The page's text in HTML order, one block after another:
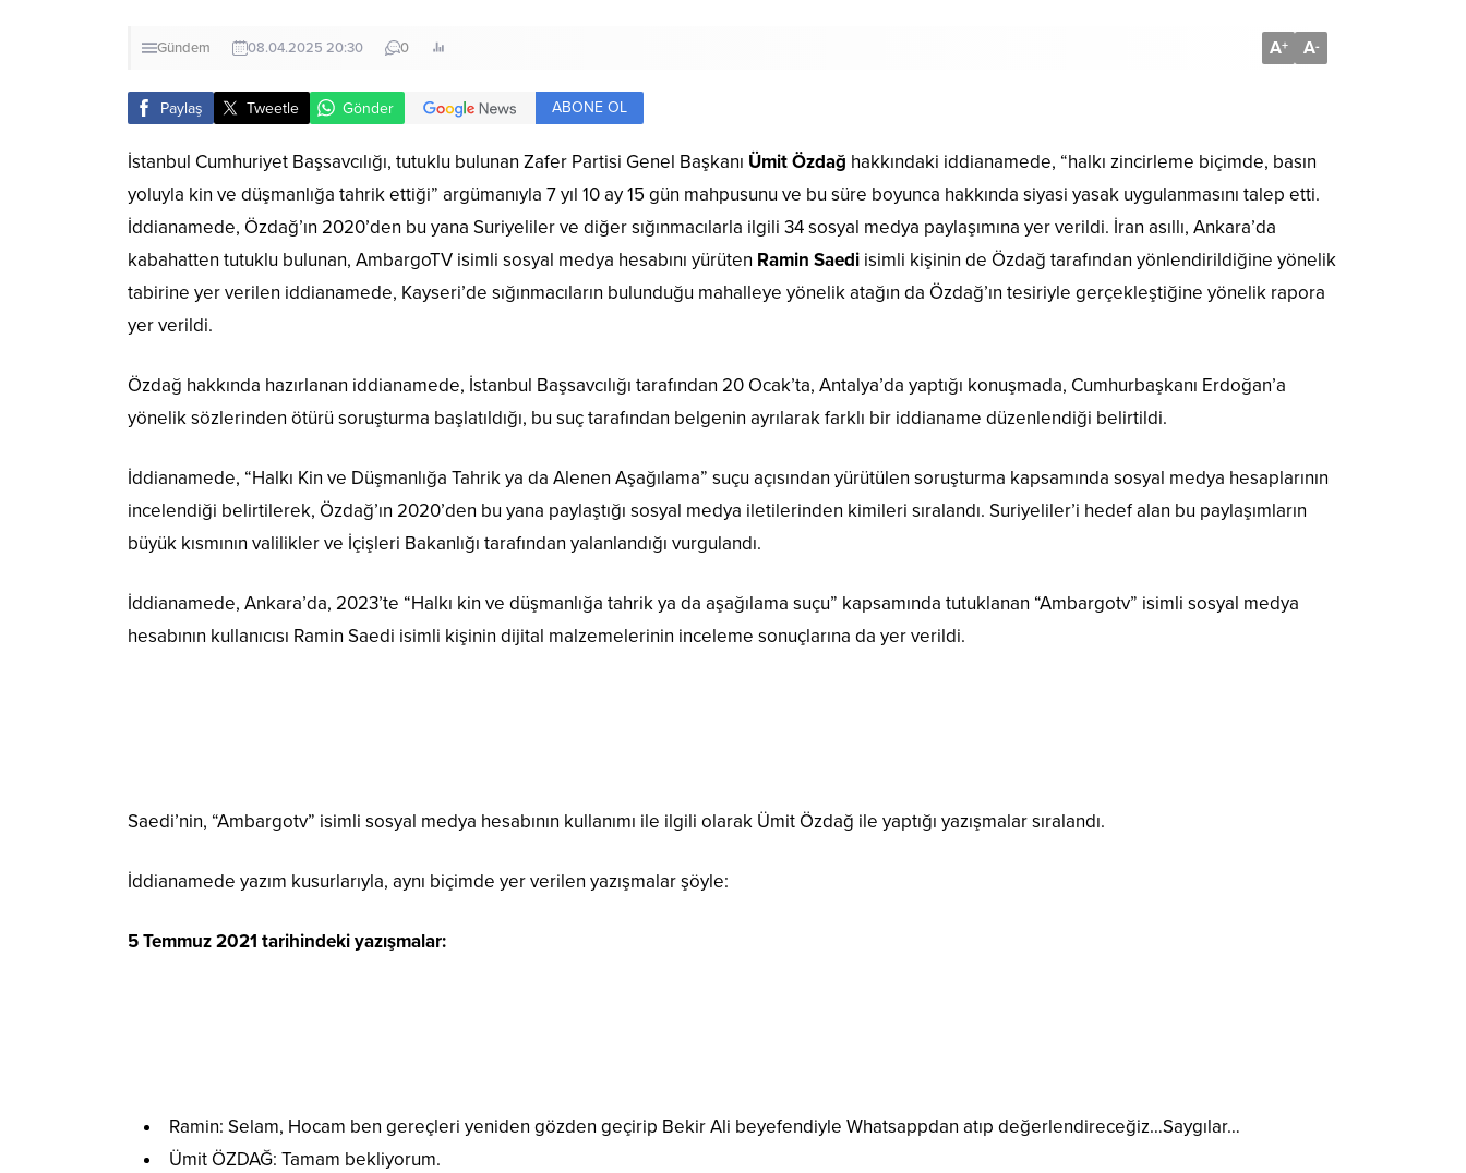
Gündem 08.04.2025 20:30 0 A+ A-
Paylaş Tweetle Gönder ABONE OL
İstanbul Cumhuriyet Başsavcılığı, tutuklu bulunan Zafer Partisi Genel Başkanı Ümit Özdağ hakkındaki iddianamede, “halkı zincirleme biçimde, basın
yoluyla kin ve düşmanlığa tahrik ettiği” argümanıyla 7 yıl 10 ay 15 gün mahpusunu ve bu süre boyunca hakkında siyasi yasak uygulanmasını talep etti.
İddianamede, Özdağ’ın 2020’den bu yana Suriyeliler ve diğer sığınmacılarla ilgili 34 sosyal medya paylaşımına yer verildi. İran asıllı, Ankara’da
kabahatten tutuklu bulunan, AmbargoTV isimli sosyal medya hesabını yürüten Ramin Saedi isimli kişinin de Özdağ tarafından yönlendirildiğine yönelik
tabirine yer verilen iddianamede, Kayseri’de sığınmacıların bulunduğu mahalleye yönelik atağın da Özdağ’ın tesiriyle gerçekleştiğine yönelik rapora
yer verildi.
Özdağ hakkında hazırlanan iddianamede, İstanbul Başsavcılığı tarafından 20 Ocak’ta, Antalya’da yaptığı konuşmada, Cumhurbaşkanı Erdoğan’a
yönelik sözlerinden ötürü soruşturma başlatıldığı, bu suç tarafından belgenin ayrılarak farklı bir iddianame düzenlendiği belirtildi.
İddianamede, “Halkı Kin ve Düşmanlığa Tahrik ya da Alenen Aşağılama” suçu açısından yürütülen soruşturma kapsamında sosyal medya hesaplarının
incelendiği belirtilerek, Özdağ’ın 2020’den bu yana paylaştığı sosyal medya iletilerinden kimileri sıralandı. Suriyeliler’i hedef alan bu paylaşımların
büyük kısmının valilikler ve İçişleri Bakanlığı tarafından yalanlandığı vurgulandı.
İddianamede, Ankara’da, 2023’te “Halkı kin ve düşmanlığa tahrik ya da aşağılama suçu” kapsamında tutuklanan “Ambargotv” isimli sosyal medya
hesabının kullanıcısı Ramin Saedi isimli kişinin dijital malzemelerinin inceleme sonuçlarına da yer verildi.
Saedi’nin, “Ambargotv” isimli sosyal medya hesabının kullanımı ile ilgili olarak Ümit Özdağ ile yaptığı yazışmalar sıralandı.
İddianamede yazım kusurlarıyla, aynı biçimde yer verilen yazışmalar şöyle:
5 Temmuz 2021 tarihindeki yazışmalar:
Ramin: Selam, Hocam ben gereçleri yeniden gözden geçirip Bekir Ali beyefendiyle Whatsappdan atıp değerlendireceğiz…Saygılar…
Ümit ÖZDAĞ: Tamam bekliyorum.